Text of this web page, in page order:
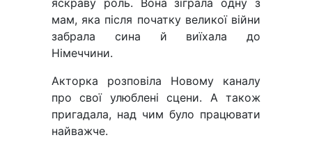
яскраву роль. Вона зіграла одну з
мам, яка після початку великої війни
забрала сина й виїхала до
Німеччини.
Акторка розповіла Новому каналу
про свої улюблені сцени. А також
пригадала, над чим було працювати
найважче.